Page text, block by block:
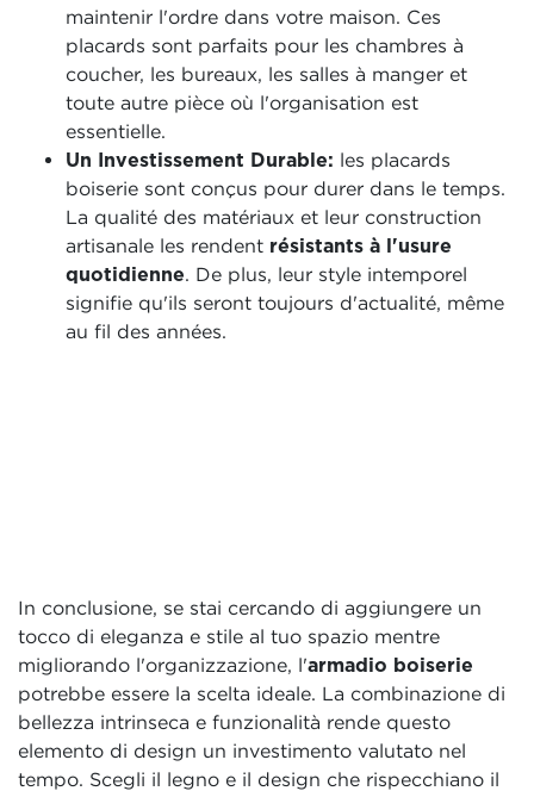
maintenir l'ordre dans votre maison. Ces
placards sont parfaits pour les chambres à
coucher, les bureaux, les salles à manger et
toute autre pièce où l'organisation est
essentielle.
Un Investissement Durable: les placards
boiserie sont conçus pour durer dans le temps.
La qualité des matériaux et leur construction
artisanale les rendent résistants à l'usure
quotidienne. De plus, leur style intemporel
signifie qu'ils seront toujours d'actualité, même
au fil des années.
In conclusione, se stai cercando di aggiungere un
tocco di eleganza e stile al tuo spazio mentre
migliorando l'organizzazione, l'armadio boiserie
potrebbe essere la scelta ideale. La combinazione di
bellezza intrinseca e funzionalità rende questo
elemento di design un investimento valutato nel
tempo. Scegli il legno e il design che rispecchiano il